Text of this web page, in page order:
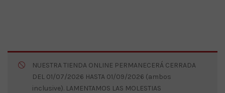
NUESTRA TIENDA ONLINE PERMANECERÁ CERRADA
DEL 01/07/2026 HASTA 01/09/2026 (ambos
inclusive). LAMENTAMOS LAS MOLESTIAS